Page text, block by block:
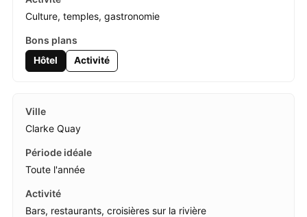
Culture, temples, gastronomie
Hôtel Activité
Clarke Quay
Toute l'année
Bars, restaurants, croisières sur la rivière